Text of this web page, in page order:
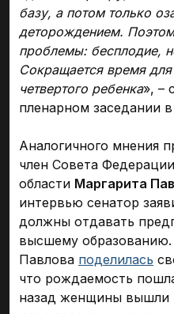
базу, а потом только
деторождением.
проблемы: бесплодие,
Сокращается время
четвертого ребенка», –
пленарном заседании
Аналогичного мнения
член Совета
области Маргарита
интервью сенатор
должны отдавать
высшему
Павлова поделилась
что рождаемость
назад женщины вышли